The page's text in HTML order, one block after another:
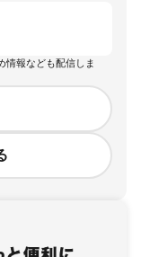
情報なども配信しま